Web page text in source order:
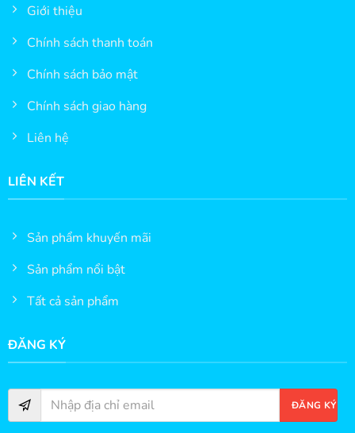
Giới thiệu
Chính sách thanh toán
Chính sách bảo mật
Chính sách giao hàng
Liên hệ
LIÊN KẾT
Sản phẩm khuyến mãi
Sản phẩm nổi bật
Tất cả sản phẩm
ĐĂNG KÝ